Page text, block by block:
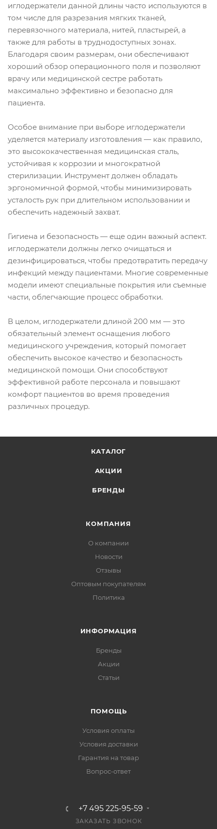
иглодержатели данной длины часто используются в
том числе для разрезания мягких тканей,
перевязочного материала, нитей, пластырей, а
также для работы в труднодоступных зонах.
Благодаря своим размерам, они обеспечивают
хороший обзор операционного поля и позволяют
врачу или медицинской сестре работать
максимально эффективно и безопасно для
пациента.
Особое внимание при выборе иглодержатели
уделяется материалу изготовления — как правило,
это высококачественная медицинская сталь,
устойчивая к коррозии и многократной
стерилизации. Инструмент должен обладать
эргономичной формой, чтобы минимизировать
усталость рук при длительном использовании и
обеспечить надежный захват.
Гигиена и безопасность — еще один важный аспект.
иглодержатели должны легко очищаться и
дезинфицироваться, чтобы предотвратить передачу
инфекций между пациентами. Многие современные
модели имеют специальные покрытия или съемные
части, облегчающие процесс обработки.
В целом, иглодержатели длиной 200 мм — это
обязательный элемент оснащения любого
медицинского учреждения, который помогает
обеспечить высокое качество и безопасность
медицинской помощи. Они способствуют
эффективной работе персонала и повышают
комфорт пациентов во время проведения
различных процедур.
КАТАЛОГ
АКЦИИ
БРЕНДЫ
КОМПАНИЯ
О компании
Новости
Отзывы
Оптовым покупателям
Политика
ИНФОРМАЦИЯ
Бренды
Акции
Статьи
ПОМОЩЬ
Условия оплаты
Условия доставки
Гарантия на товар
Вопрос-ответ
+7 495 225-95-59
ЗАКАЗАТЬ ЗВОНОК